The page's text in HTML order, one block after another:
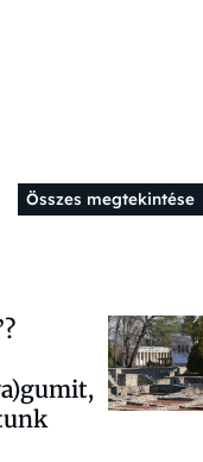
Összes megtekintése